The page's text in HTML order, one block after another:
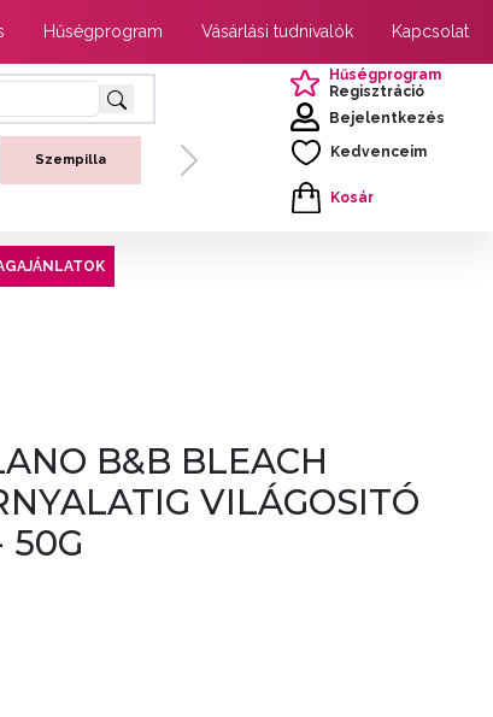
Hűségprogram Vásárlási tudnivalók Kapcsolat
Szempilla
Next
Hűségprogram
Regisztráció
Bejelentkezés
Kedvenceim
Kosár
B&B BLEACH
VILÁGOSITÓ
50G